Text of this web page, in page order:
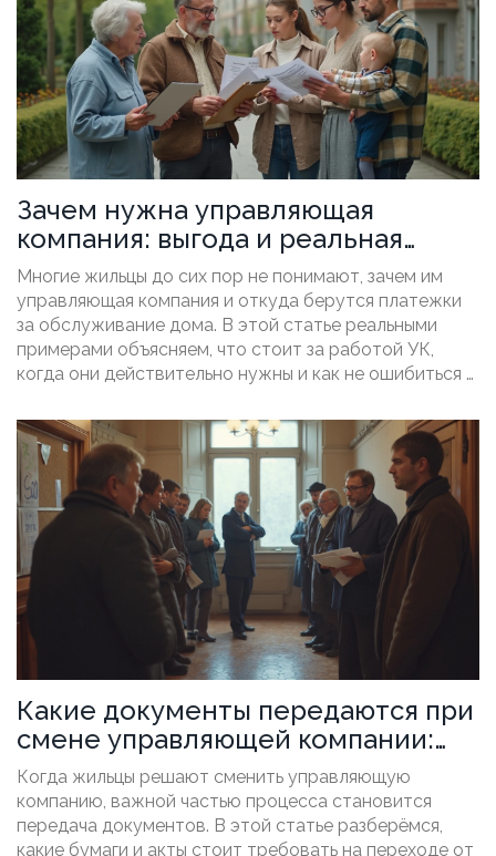
Зачем нужна управляющая
компания: выгода и реальная
польза
Многие жильцы до сих пор не понимают, зачем им
управляющая компания и откуда берутся платежки
за обслуживание дома. В этой статье реальными
примерами объясняем, что стоит за работой УК,
когда они действительно нужны и как не ошибиться в
чтобы не переплачивать за некачественные услуги и
получить то, за что платишь. Читатель узнает, как
устроена система и какие реальные вопросы решает
управляющая компания каждый день.
Какие документы передаются при
смене управляющей компании:
подробный разбор
Когда жильцы решают сменить управляющую
компанию, важной частью процесса становится
передача документов. В этой статье разберёмся,
какие бумаги и акты стоит требовать на переходе от